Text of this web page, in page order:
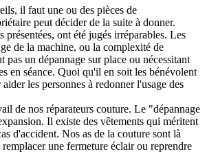
il faut une ou des pièces de
peut décider de la suite à donner.
présentées, ont été jugés irréparables. Les
de la machine, ou la complexité de
pas un dépannage sur place ou nécessitant
en séance. Quoi qu'il en soit les bénévolent
les personnes à redonner l'usage des
de nos réparateurs couture. Le "dépannage
Il existe des vêtements qui méritent
d'accident. Nos as de la couture sont là
une fermeture éclair ou reprendre